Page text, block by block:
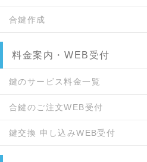
合鍵作成
料金案内・WEB受付
鍵のサービス料金一覧
合鍵のご注文WEB受付
鍵交換 申し込みWEB受付